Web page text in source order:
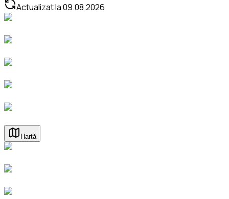
Actualizat la09.08.2026
Hartă